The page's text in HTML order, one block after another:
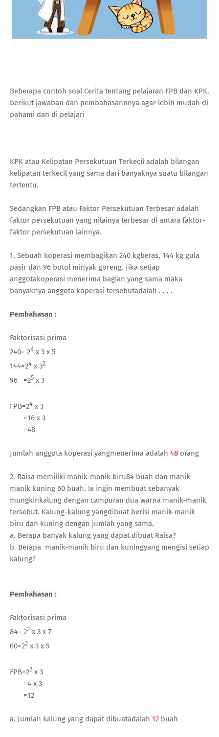
Beberapa contoh soal Cerita tentang pelajaran FPB dan KPK,
berikut jawaban dan pembahasannnya agar lebih mudah di
pahami dan di pelajari
KPK atau Kelipatan Persekutuan Terkecil adalah bilangan
kelipatan terkecil yang sama dari banyaknya suatu bilangan
tertentu.
Sedangkan FPB atau Faktor Persekutuan Terbesar adalah
faktor persekutuan yang nilainya terbesar di antara faktor-
faktor persekutuan lainnya.
1. Sebuah koperasi membagikan 240 kgberas, 144 kg gula
pasir dan 96 botol minyak goreng. Jika setiap
anggotakoperasi menerima bagian yang sama maka
banyaknya anggota koperasi tersebutadalah . . . .
Pembahasan :
Faktorisasi prima
240= 24 x 3 x 5
144=24 x 32
96 =25 x 3
FPB=24 x 3
=16 x 3
=48
Jumlah anggota koperasi yangmenerima adalah 48 orang
2. Raisa memiliki manik-manik biru84 buah dan manik-
manik kuning 60 buah. Ia ingin membuat sebanyak
mungkinkalung dengan campuran dua warna manik-manik
tersebut. Kalung-kalung yangdibuat berisi manik-manik
biru dan kuning dengan jumlah yang sama.
a. Berapa banyak kalung yang dapat dibuat Raisa?
b. Berapa manik-manik biru dan kuningyang mengisi setiap
kalung?
Pembahasan :
Faktorisasi prima
84= 22 x 3 x 7
60=22 x 3 x 5
FPB=22 x 3
=4 x 3
=12
a. Jumlah kalung yang dapat dibuatadalah 12 buah